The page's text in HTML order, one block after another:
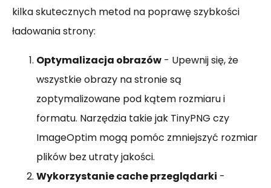
kilka skutecznych metod na poprawę szybkości
ładowania strony:
Optymalizacja obrazów - Upewnij się, że
wszystkie obrazy na stronie są
zoptymalizowane pod kątem rozmiaru i
formatu. Narzędzia takie jak TinyPNG czy
ImageOptim mogą pomóc zmniejszyć rozmiar
plików bez utraty jakości.
Wykorzystanie cache przeglądarki -